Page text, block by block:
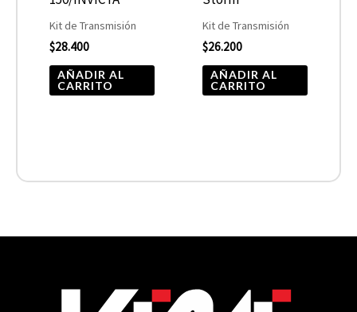
Kit de Transmisión
$28.400
AÑADIR AL
CARRITO
Kit de Transmisión
$26.200
AÑADIR AL
CARRITO